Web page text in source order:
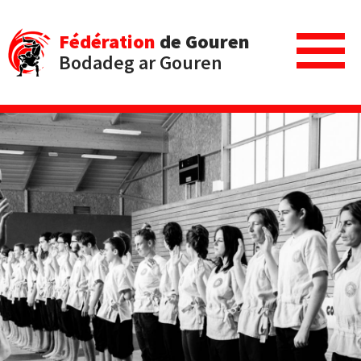
Fédération de Gouren
Bodadeg ar Gouren